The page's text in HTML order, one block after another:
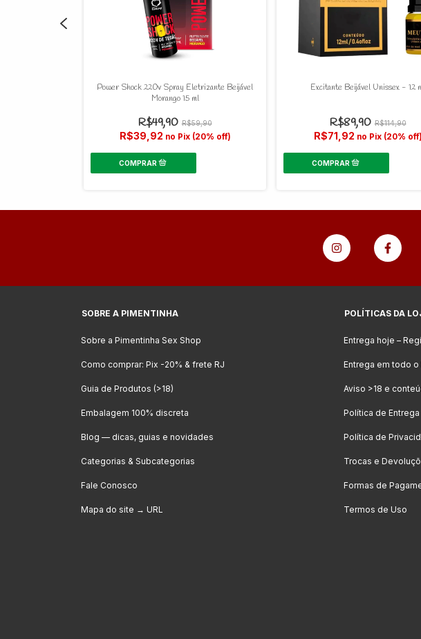
Power Shock 220v Spray Eletrizante Beijável
Morango 15 ml
R$49,90 R$59,90
R$39,92 no Pix (20% off)
Excitante Beijável Unissex - 12
R$89,90 R$114,90
R$71,92 no Pix (20% off)
SOBRE A PIMENTINHA
Sobre a Pimentinha Sex Shop
Como comprar: Pix -20% & frete RJ
Guia de Produtos (>18)
Embalagem 100% discreta
Blog — dicas, guias e novidades
Categorias & Subcategorias
Fale Conosco
Mapa do site → URL
POLÍTICAS DA
Entrega hoje –
Entrega em todo o
Aviso >18 e
Política de Entrega
Política de
Trocas e
Formas de
Termos de Uso